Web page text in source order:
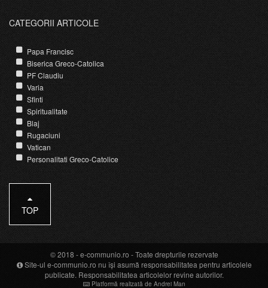
CATEGORII ARTICOLE
Papa Francisc
Biserica Greco-Catolica
PF Claudiu
Varia
Sfinti
Spiritualitate
Blaj
Rugaciuni
Vatican
Personalitati Greco-Catolice
TOP
© 2018 -e-communio.ro - Toate drepturile rezervate
Site-ul e-communio.ro nu își asumă responsabilitatea pentru articolele
publicate. Responsabilitatea articolelor revine autorilor.
Platformă realizată de Andrei Man